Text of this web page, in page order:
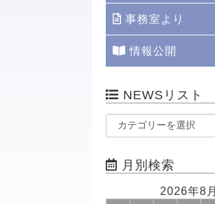
事務室より
情報公開
NEWSリスト
月別検索
2026年8月